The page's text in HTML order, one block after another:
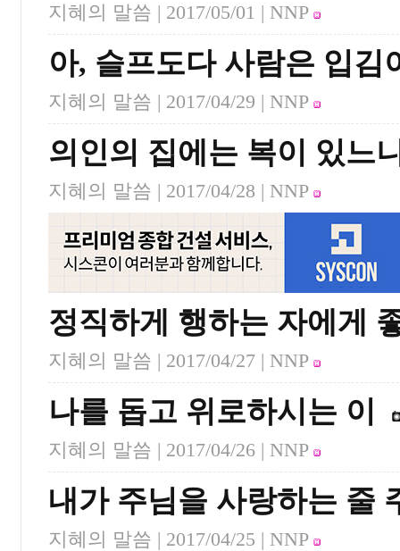
지혜의 말씀 | 2017/05/01 | NNP
아, 슬프도다 사람은 입김
지혜의 말씀 | 2017/04/29 | NNP
의인의 집에는 복이 있느
지혜의 말씀 | 2017/04/28 | NNP
정직하게 행하는 자에게
지혜의 말씀 | 2017/04/27 | NNP
나를 돕고 위로하시는 이
지혜의 말씀 | 2017/04/26 | NNP
내가 주님을 사랑하는 줄
지혜의 말씀 | 2017/04/25 | NNP